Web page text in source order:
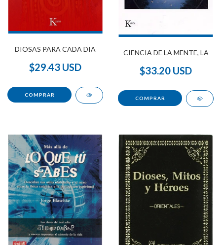
DIOSAS PARA CADA DIA
$29.43 USD
CIENCIA DE LA MENTE, LA
$33.20 USD